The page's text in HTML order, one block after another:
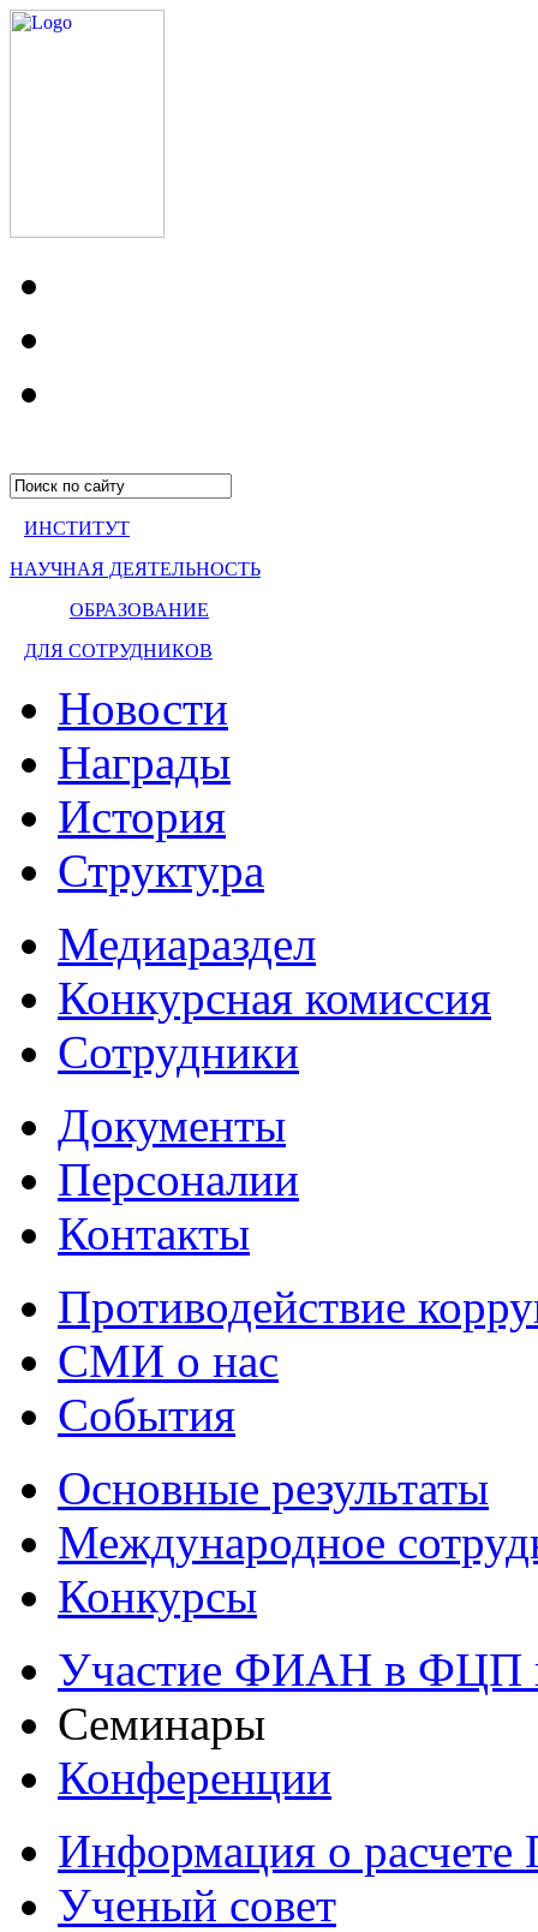
ИНСТИТУТ
НАУЧНАЯ ДЕЯТЕЛЬНОСТЬ
ОБРАЗОВАНИЕ
ДЛЯ СОТРУДНИКОВ
Новости
Награды
История
Структура
Медиараздел
Конкурсная комиссия
Сотрудники
Документы
Персоналии
Контакты
Противодействие
СМИ о нас
События
Основные результаты
Международное
Конкурсы
Участие ФИАН в ФЦП
Семинары
Конференции
Информация о
Ученый совет